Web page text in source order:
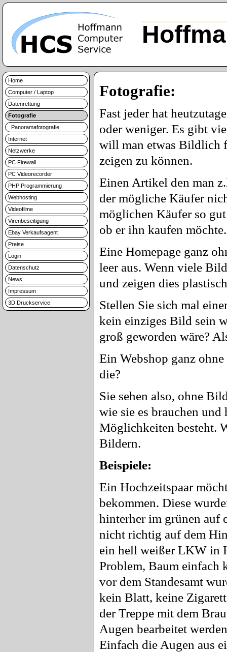
Home
Computer / Laptop
Datenrettung
Fotografie
Panoramafotografie
Internet
Netzwerke
PC Firewall
PC Videorecorder
PHP Programmierung
Webhosting
Videofilme
Virenbeseitigung
Ebay Verkaufsagent
Preise
Login
Datenschutz
News
Impressum
3D Druckservice
Fotografie:
Fast jeder hat
oder weniger. Es gibt
will man etwas Bildlich
zeigen zu können.
Einen Artikel den man
der mögliche Käufer
möglichen Käufer so
ob er ihn kaufen möchte.
Eine Homepage ganz
leer aus. Wenn viele
und zeigen dies
Stellen Sie sich mal
kein einziges Bild sein
groß geworden wäre?
Ein Webshop ganz
die?
Sie sehen also, ohne
wie sie es brauchen
Möglichkeiten besteht.
Bildern.
Beispiele:
Ein Hochzeitspaar
bekommen. Diese
hinterher im grünen auf
nicht richtig auf dem
ein hell weißer LKW in
Problem, Baum einfach
vor dem Standesamt
kein Blatt, keine
der Treppe mit dem
Augen bearbeitet
Einfach die Augen aus